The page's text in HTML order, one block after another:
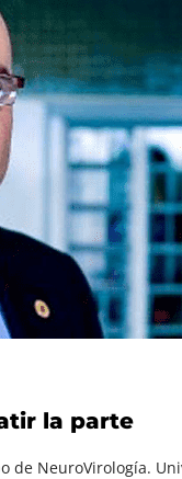
la parte
de NeuroVirología.